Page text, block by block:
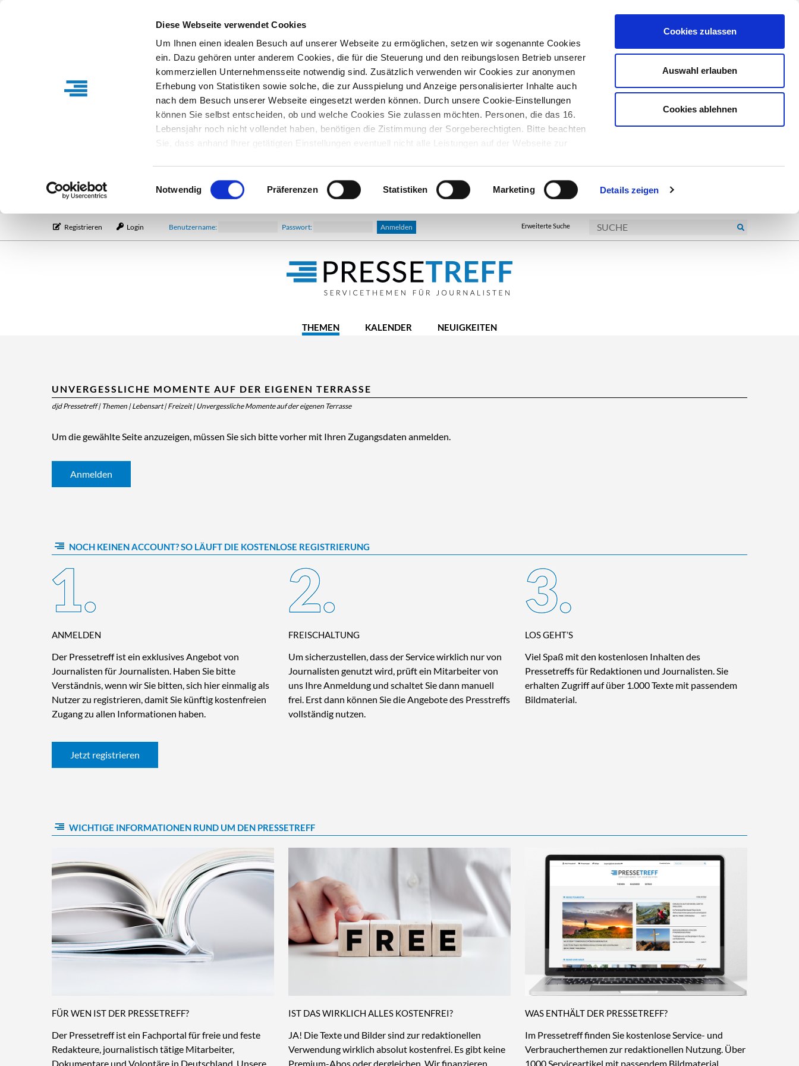
Diese Webseite verwendet Cookies
Um Ihnen einen idealen Besuch auf unserer Webseite zu ermöglichen, setzen wir sogenannte Cookies
ein. Dazu gehören unter anderem Cookies, die für die Steuerung und den reibungslosen Betrieb unserer
kommerziellen Unternehmensseite notwendig sind. Zusätzlich verwenden wir Cookies zur anonymen
Erhebung von Statistiken sowie solche, die zur Ausspielung und Anzeige personalisierter Inhalte auch
nach dem Besuch unserer Webseite eingesetzt werden können. Durch unsere Cookie-Einstellungen
können Sie selbst entscheiden, ob und welche Cookies Sie zulassen möchten. Personen, die das 16.
Lebensjahr noch nicht vollendet haben, benötigen die Zistimmung der Sorgeberechtigten. Bitte beachten
Sie, dass anhand Ihrer getätigten Einstellungen eventuell nicht alle Leistungen auf der Webseite zur
entsprechende Informationen.
Einwilligungsauswahl
Notwendig Präferenzen Statistiken Marketing Details zeigen
Cookies zulassen
Auswahl erlauben
Cookies ablehnen
Benutzername: Passwort:
Registrieren Login Erweiterte Suche
THEMEN KALENDER NEUIGKEITEN
UNVERGESSLICHE MOMENTE AUF DER EIGENEN TERRASSE
djd Pressetreff| Themen |Lebensart|Freizeit|Unvergessliche Momente auf der eigenen Terrasse
Um die gewählte Seite anzuzeigen, müssen Sie sich bitte vorher mit Ihren Zugangsdaten anmelden.
Anmelden
NOCH KEINEN ACCOUNT? SO LÄUFT DIE KOSTENLOSE REGISTRIERUNG
ANMELDEN
Der Pressetreff ist ein exklusives Angebot von
Journalisten für Journalisten. Haben Sie bitte
Verständnis, wenn wir Sie bitten, sich hier einmalig als
Nutzer zu registrieren, damit Sie künftig kostenfreien
Zugang zu allen Informationen haben.
FREISCHALTUNG
Um sicherzustellen, dass der Service wirklich nur von
Journalisten genutzt wird, prüft ein Mitarbeiter von
uns Ihre Anmeldung und schaltet Sie dann manuell
frei. Erst dann können Sie die Angebote des Presstreffs
vollständig nutzen.
LOS GEHT’S
Viel Spaß mit den kostenlosen Inhalten des
Pressetreffs für Redaktionen und Journalisten. Sie
erhalten Zugriff auf über 1.000 Texte mit passendem
Bildmaterial.
Jetzt registrieren
WICHTIGE INFORMATIONEN RUND UM DEN PRESSETREFF
FÜR WEN IST DER PRESSETREFF?
Der Pressetreff ist ein Fachportal für freie und feste
Redakteure, journalistisch tätige Mitarbeiter,
Dokumentare und Volontäre in Deutschland. Unsere
IST DAS WIRKLICH ALLES KOSTENFREI?
JA! Die Texte und Bilder sind zur redaktionellen
Verwendung wirklich absolut kostenfrei. Es gibt keine
Premium-Abos oder dergleichen. Wir finanzieren
WAS ENTHÄLT DER PRESSETREFF?
Im Pressetreff finden Sie kostenlose Service- und
Verbraucherthemen zur redaktionellen Nutzung. Über
1000 Serviceartikel mit passendem Bildmaterial